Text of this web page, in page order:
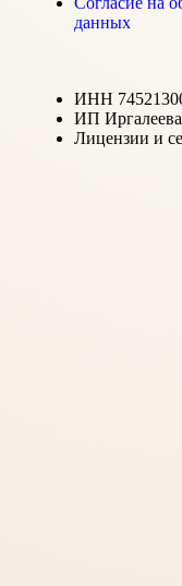
данных
ИНН
ИП
Лицензии и